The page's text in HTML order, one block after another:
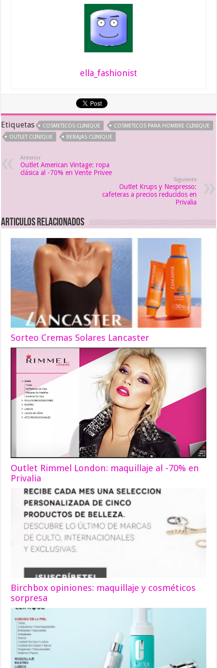
ella_fashionist
Etiquetas COSMETICOS CLINIQUE
COSMETICOS PARA HOMBRE CLINIQUE
OUTLET CLINIQUE
REBAJAS CLINIQUE
Anterior
Outlet American Vintage: ropa
clásica al -70% en Vente Privee
Siguiente
Outlet Krups y Nespresso:
cafeteras a precios reducidos en
Privalia
Articulos relacionados
Sorteo Cremas Solares Lancaster
Outlet Rimmel London: maquillaje al -70% en
Privalia
Birchbox opiniones: maquillaje y cosméticos
sorpresa